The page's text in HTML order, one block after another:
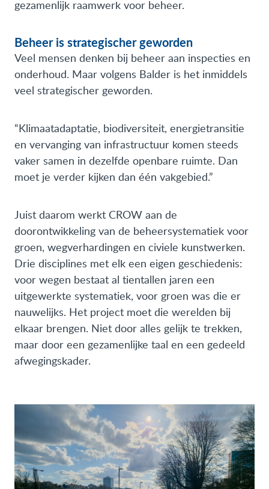
gezamenlijk raamwerk voor beheer.
Beheer is strategischer geworden
Veel mensen denken bij beheer aan inspecties en
onderhoud. Maar volgens Balder is het inmiddels
veel strategischer geworden.
“Klimaatadaptatie, biodiversiteit, energietransitie
en vervanging van infrastructuur komen steeds
vaker samen in dezelfde openbare ruimte. Dan
moet je verder kijken dan één vakgebied.”
Juist daarom werkt CROW aan de
doorontwikkeling van de beheersystematiek voor
groen, wegverhardingen en civiele kunstwerken.
Drie disciplines met elk een eigen geschiedenis:
voor wegen bestaat al tientallen jaren een
uitgewerkte systematiek, voor groen was die er
nauwelijks. Het project moet die werelden bij
elkaar brengen. Niet door alles gelijk te trekken,
maar door een gezamenlijke taal en een gedeeld
afwegingskader.